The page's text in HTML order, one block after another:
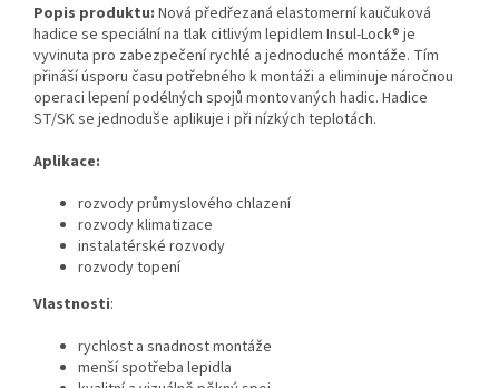
Popis produktu: Nová předřezaná elastomerní kaučuková
hadice se speciální na tlak citlivým lepidlem Insul-Lock® je
vyvinuta pro zabezpečení rychlé a jednoduché montáže. Tím
přináší úsporu času potřebného k montáži a eliminuje náročnou
operaci lepení podélných spojů montovaných hadic. Hadice
ST/SK se jednoduše aplikuje i při nízkých teplotách.
Aplikace:
rozvody průmyslového chlazení
rozvody klimatizace
instalatérské rozvody
rozvody topení
Vlastnosti:
rychlost a snadnost montáže
menší spotřeba lepidla